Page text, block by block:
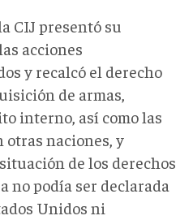
CIJ presentó su
acciones
y recalcó el derecho
de armas,
interno, así como las
otras naciones, y
de los derechos
no podía ser declarada
Unidos ni